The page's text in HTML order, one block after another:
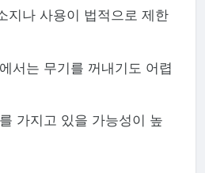
지나 사용이 법적으로 제한
서는 무기를 꺼내기도 어렵
가지고 있을 가능성이 높